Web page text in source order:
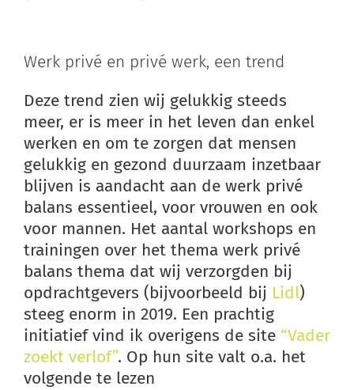
Werk privé en privé werk, een trend
Deze trend zien wij gelukkig steeds
meer, er is meer in het leven dan enkel
werken en om te zorgen dat mensen
gelukkig en gezond duurzaam inzetbaar
blijven is aandacht aan de werk privé
balans essentieel, voor vrouwen en ook
voor mannen. Het aantal workshops en
trainingen over het thema werk privé
balans thema dat wij verzorgden bij
opdrachtgevers (bijvoorbeeld bij Lidl)
steeg enorm in 2019. Een prachtig
initiatief vind ik overigens de site “Vader
zoekt verlof”. Op hun site valt o.a. het
volgende te lezen